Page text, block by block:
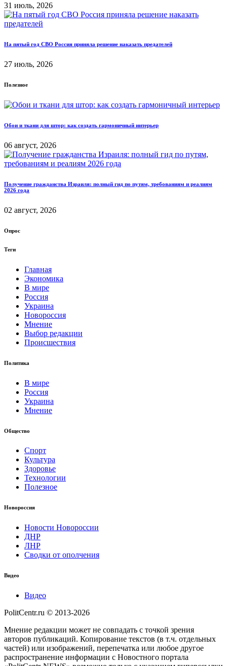
31 июль, 2026
На пятый год СВО Россия приняла решение наказать предателей
27 июль, 2026
Полезное
Обои и ткани для штор: как создать гармоничный интерьер
06 август, 2026
Получение гражданства Израиля: полный гид по путям, требованиям и реалиям
2026 года
02 август, 2026
Опрос
Теги
Главная
Экономика
В мире
Россия
Украина
Новороссия
Мнение
Выбор редакции
Происшествия
Политика
В мире
Россия
Украина
Мнение
Общество
Спорт
Культура
Здоровье
Технологии
Полезное
Новороссия
Новости Новороссии
ДНР
ЛНР
Сводки от ополчения
Видео
Видео
PolitCentr.ru © 2013-2026
Мнение редакции может не совпадать с точкой зрения
авторов публикаций. Копирование текстов (в т.ч. отдельных
частей) или изображений, перепечатка или любое другое
распространение информации с Новостного портала